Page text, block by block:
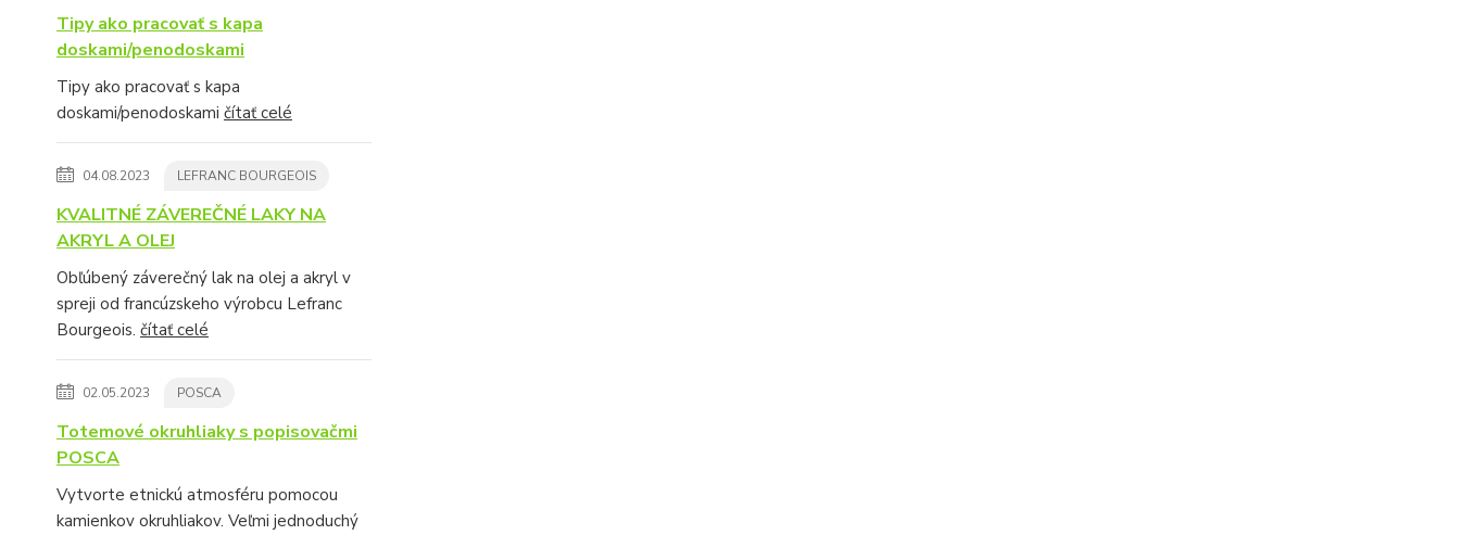
Tipy ako pracovať s kapa
doskami/penodoskami
Tipy ako pracovať s kapa
doskami/penodoskami čítať celé
04.08.2023 LEFRANC BOURGEOIS
KVALITNÉ ZÁVEREČNÉ LAKY NA
AKRYL A OLEJ
Obľúbený záverečný lak na olej a akryl v
spreji od francúzskeho výrobcu Lefranc
Bourgeois. čítať celé
02.05.2023 POSCA
Totemové okruhliaky s popisovačmi
POSCA
Vytvorte etnickú atmosféru pomocou
kamienkov okruhliakov. Veľmi jednoduchý